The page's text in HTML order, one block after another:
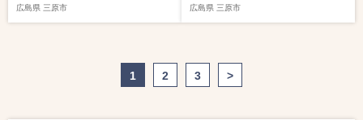
広島県 三原市
広島県 三原市
1 2 3 >